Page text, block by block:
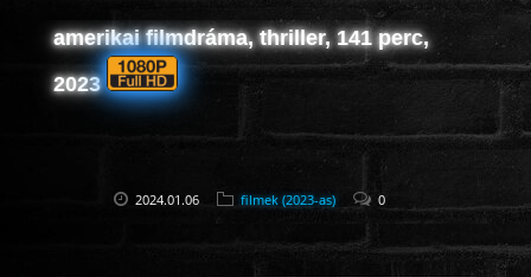
amerikai filmdráma, thriller, 141 perc,
2023
2024.01.06 filmek (2023-as) 0